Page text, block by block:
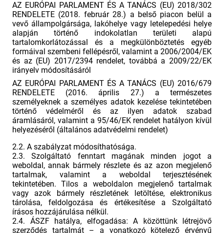
AZ EURÓPAI PARLAMENT ÉS A TANÁCS (EU) 2018/302
RENDELETE (2018. február 28.) a belső piacon belül a
vevő állampolgársága, lakóhelye vagy letelepedési helye
alapján történő indokolatlan területi alapú
tartalomkorlátozással és a megkülönböztetés egyéb
formáival szembeni fellépésről, valamint a 2006/2004/EK
és az (EU) 2017/2394 rendelet, továbbá a 2009/22/EK
irányelv módosításáról
AZ EURÓPAI PARLAMENT ÉS A TANÁCS (EU) 2016/679
RENDELETE (2016. április 27.) a természetes
személyeknek a személyes adatok kezelése tekintetében
történő védelméről és az ilyen adatok szabad
áramlásáról, valamint a 95/46/EK rendelet hatályon kívül
helyezéséről (általános adatvédelmi rendelet)
2.2. A szabályzat módosíthatósága.
2.3. Szolgáltató fenntart magának minden jogot a
weboldal, annak bármely részlete és az azon megjelenő
tartalmak, valamint a weboldal terjesztésének
tekintetében. Tilos a weboldalon megjelenő tartalmak
vagy azok bármely részletének letöltése, elektronikus
tárolása, feldolgozása és értékesítése a Szolgáltató
írásos hozzájárulása nélkül.
2.4. ÁSZF hatálya, elfogadása: A közöttünk létrejövő
szerződés tartalmát – a vonatkozó kötelező érvényű